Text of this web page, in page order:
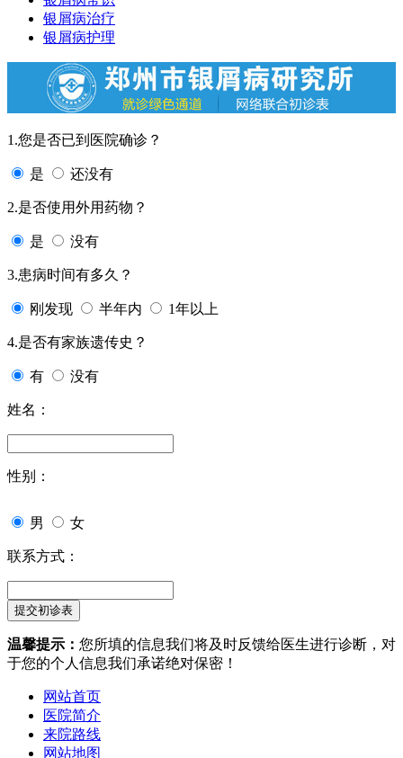
银屑病治疗
银屑病护理
1.您是否已到医院确诊？
是 还没有
2.是否使用外用药物？
是 没有
3.患病时间有多久？
刚发现 半年内 1年以上
4.是否有家族遗传史？
有 没有
姓名：
性别：
男 女
联系方式：
温馨提示： 您所填的信息我们将及时反馈给医生进行诊断，对
于您的个人信息我们承诺绝对保密！
网站首页
医院简介
来院路线
网站地图